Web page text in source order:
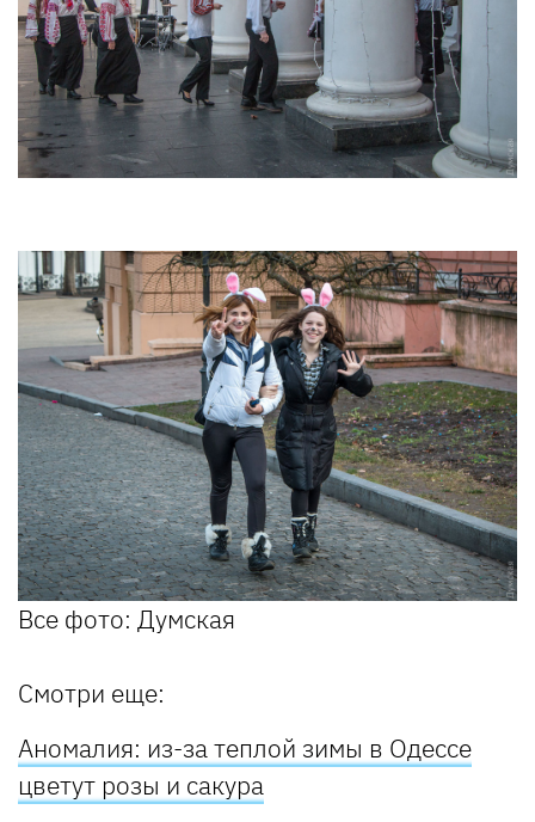
Все фото: Думская
Смотри еще:
Аномалия: из-за теплой зимы в Одессе
цветут розы и сакура